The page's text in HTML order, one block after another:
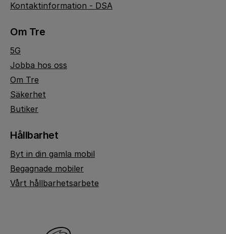
Kontaktinformation - DSA
Om Tre
5G
Jobba hos oss
Om Tre
Säkerhet
Butiker
Hållbarhet
Byt in din gamla mobil
Begagnade mobiler
Vårt hållbarhetsarbete